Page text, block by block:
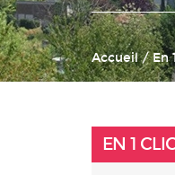
Accueil/ En
EN 1